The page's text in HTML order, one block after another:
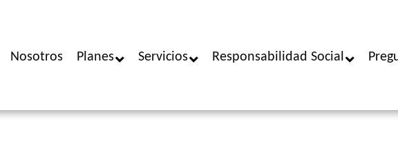
Nosotros Planes Servicios Responsabilidad Social